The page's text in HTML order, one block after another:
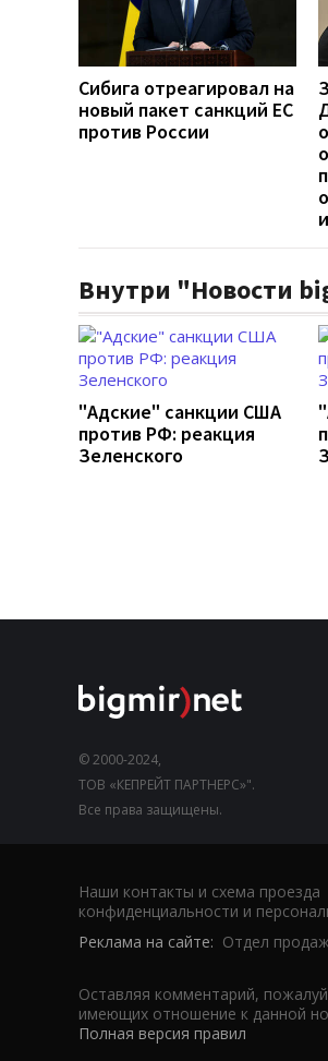
Сибига отреагировал на
новый пакет санкций ЕС
против России
Внутри "Новости
"Адские" санкции США
против РФ: реакция
Зеленского
© 2000-2024,
ТОВ «КЕПРЕЙТ ПАРТНЕРС»".
Все права защищены.
Наши контакты и схема проезда
конфиденциальности и
Реклама на сайте: Отдел
Оставляя комментарий,
имеющих отношение к данной
Полная версия правил